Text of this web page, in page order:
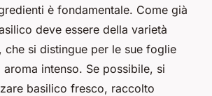
è fondamentale. Come già
deve essere della varietà
che si distingue per le sue foglie
intenso. Se possibile, si
basilico fresco, raccolto